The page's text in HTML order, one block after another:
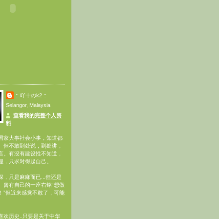
:: 吖十のk2 ::
Selangor, Malaysia
查看我的完整个人资
料
家大事社会小事，知道都
但不敢到处说，到处讲，
。有没有建设性不知道，
，只求对得起自己。
，只是麻麻而已...但还是
曾有自己的一座右铭“想做
”但近来感觉不敢了，可能
欢历史..只要是关于中华